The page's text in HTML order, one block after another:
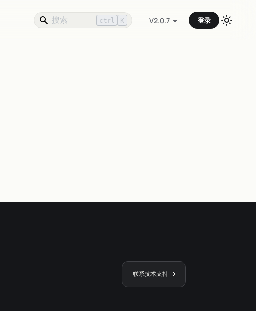
ctrl K V2.0.7 登录
联系技术支持